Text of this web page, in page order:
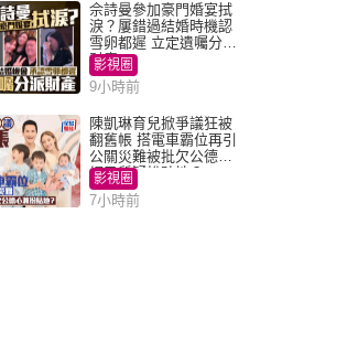
佘詩曼參加豪門婚宴拭
淚？屢錯過結婚時機認
雪卵都遲 立定遺囑分派
財產
影視圈
9小時前
陳凱琳育兒掀爭議狂被
翻舊帳 搭電車霸位再引
公關災難被批欠公德心
網民質疑扮貼地？
影視圈
7小時前